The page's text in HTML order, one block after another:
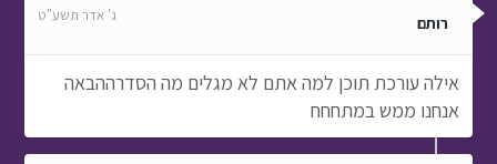
רותם ג' אדר תשע"ט
אילה עורכת תוכן למה אתם לא מגלים מה הסדרההבאה
אנחנו ממש במתחחח